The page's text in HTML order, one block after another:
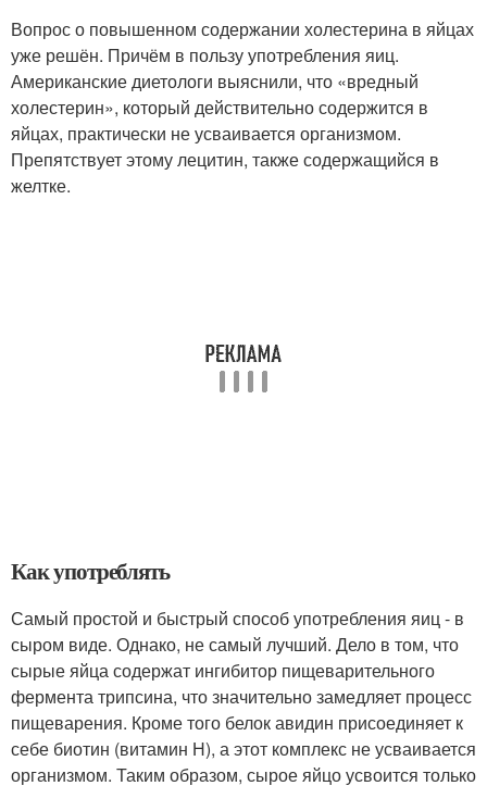
Вопрос о повышенном содержании холестерина в яйцах
уже решён. Причём в пользу употребления яиц.
Американские диетологи выяснили, что «вредный
холестерин», который действительно содержится в
яйцах, практически не усваивается организмом.
Препятствует этому лецитин, также содержащийся в
желтке.
Как употреблять
Самый простой и быстрый способ употребления яиц - в
сыром виде. Однако, не самый лучший. Дело в том, что
сырые яйца содержат ингибитор пищеварительного
фермента трипсина, что значительно замедляет процесс
пищеварения. Кроме того белок авидин присоединяет к
себе биотин (витамин Н), а этот комплекс не усваивается
организмом. Таким образом, сырое яйцо усвоится только